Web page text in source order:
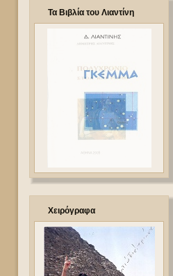
Τα Βιβλία του Λιαντίνη
Χειρόγραφα